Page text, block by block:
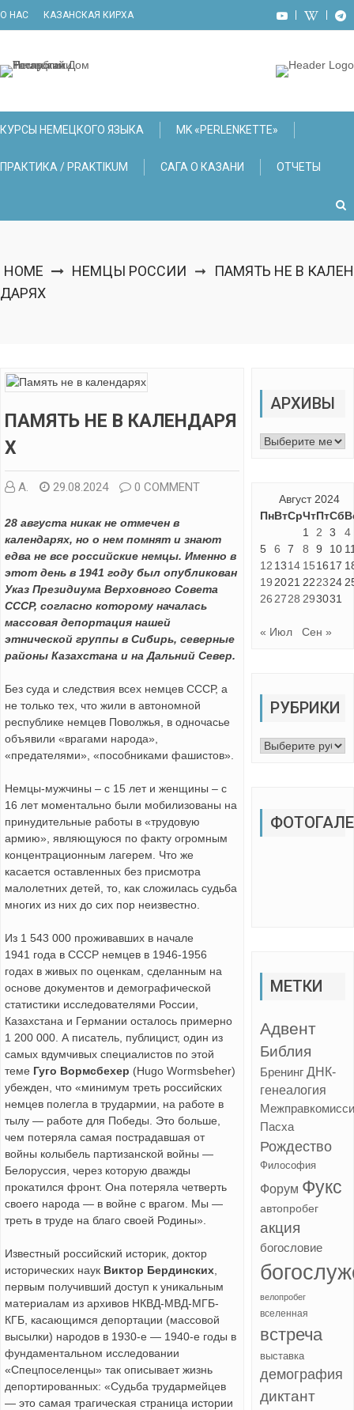
О НАС КАЗАНСКАЯ КИРХА
КУРСЫ НЕМЕЦКОГО ЯЗЫКА МK «PERLENKETTE»
ПРАКТИКА / PRAKTIKUM САГА О КАЗАНИ ОТЧЕТЫ
HOME НЕМЦЫ РОССИИ ➞
ПАМЯТЬ НЕ В КАЛЕН
ДАРЯХ
ПАМЯТЬ НЕ В КАЛЕНДАРЯ
Х
А. 29.08.2024 0 COMMENT
28 августа никак не отмечен в
календарях, но о нем помнят и знают
едва не все российские немцы. Именно в
этот день в 1941 году был опубликован
Указ Президиума Верховного Совета
СССР, согласно которому началась
массовая депортация нашей
этнической группы в Сибирь, северные
районы Казахстана и на Дальний Север.
Без суда и следствия всех немцев СССР, а
не только тех, что жили в автономной
республике немцев Поволжья, в одночасье
объявили «врагами народа»,
«предателями», «пособниками фашистов».
Немцы-мужчины – с 15 лет и женщины – с
16 лет моментально были мобилизованы на
принудительные работы в «трудовую
армию», являющуюся по факту огромным
концентрационным лагерем. Что же
касается оставленных без присмотра
малолетних детей, то, как сложилась судьба
многих из них до сих пор неизвестно.
Из 1 543 000 проживавших в начале
1941 года в СССР немцев в 1946-1956
годах в живых по оценкам, сделанным на
основе документов и демографической
статистики исследователями России,
Казахстана и Германии осталось примерно
1 200 000. А писатель, публицист, один из
самых вдумчивых специалистов по этой
теме Гуго Вормсбехер (Hugo Wormsbeher)
убежден, что «минимум треть российских
немцев полегла в трудармии, на работе в
тылу — работе для Победы. Это больше,
чем потеряла самая пострадавшая от
войны колыбель партизанской войны —
Белоруссия, через которую дважды
прокатился фронт. Она потеряла четверть
своего народа — в войне с врагом. Мы —
треть в труде на благо своей Родины».
Известный российский историк, доктор
исторических наук Виктор Бердинских
первым получивший доступ к уникальным
материалам из архивов НКВД-МВД-МГБ-
КГБ, касающимся депортации (массовой
высылки) народов в 1930-е — 1940-е годы в
фундаментальном исследовании
«Спецпоселенцы» так описывает жизнь
депортированных: «Судьба трудармейцев
— это самая трагическая страница истории
АРХИВЫ
Архивы
Август 2024
ПнВтСрЧтПтСб
1
2 3
4
5
6 7 8 9 10
12 1314 151617
19 2021 222324
26 2728 293031
« Июл Сен »
РУБРИКИ
Рубрики
МЕТКИ
Адвент
Библия
Бренинг ДНК-
генеалогия
Пасха
Рождество
Философия
Форум Фукс
автопробег
акция
богословие
велопробег
вселенная
встреча
выставка
демография
диктант